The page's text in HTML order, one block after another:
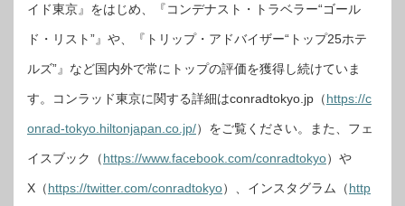
イド東京』をはじめ、『コンデナスト・トラベラー“ゴール
ド・リスト”』や、『トリップ・アドバイザー“トップ25ホテ
ルズ”』など国内外で常にトップの評価を獲得し続けていま
す。コンラッド東京に関する詳細はconradtokyo.jp（https://c
onrad-tokyo.hiltonjapan.co.jp/）をご覧ください。また、フェ
イスブック（https://www.facebook.com/conradtokyo）や
X（https://twitter.com/conradtokyo）、インスタグラム（http